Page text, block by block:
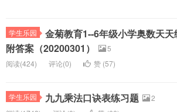
学生乐园
金菊教育1--6年级小学奥数天天
附答案（20200301）
5
阅读(424) 评论(0) 赞 (57)
学生乐园 九九乘法口诀表练习题
2